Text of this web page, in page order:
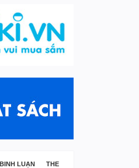
BÌNH LUẬN THẺ